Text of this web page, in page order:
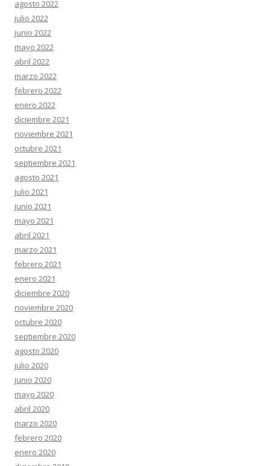
agosto 2022
julio 2022
junio 2022
mayo 2022
abril 2022
marzo 2022
febrero 2022
enero 2022
diciembre 2021
noviembre 2021
octubre 2021
septiembre 2021
agosto 2021
julio 2021
junio 2021
mayo 2021
abril 2021
marzo 2021
febrero 2021
enero 2021
diciembre 2020
noviembre 2020
octubre 2020
septiembre 2020
agosto 2020
julio 2020
junio 2020
mayo 2020
abril 2020
marzo 2020
febrero 2020
enero 2020